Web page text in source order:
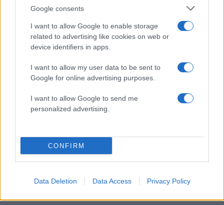
Google consents
I want to allow Google to enable storage
related to advertising like cookies on web or
device identifiers in apps.
I want to allow my user data to be sent to
Google for online advertising purposes.
I want to allow Google to send me
personalized advertising.
CONFIRM
Data Deletion Data Access Privacy Policy
Υποβολή σχολίου
Όροι Χρήσης . Το site προστατεύεται από reCAPTCHA, ισχύουν
Πολιτική Απορρήτου
Όροι Χρήσης
ΓΕΩΡΓΑΝΤΗΣ
ΓΙΑΝΝΑΚΟΠΟΥΛΟΣ
ΠΑΝΑΘΗΝΑΙΚΟΣ
ΠΑΥΛΟΣ ΓΙΑΝΝΑΚΟΠΟΥΛΟΣ
Ακολουθήστε το Νewsit.gr στο